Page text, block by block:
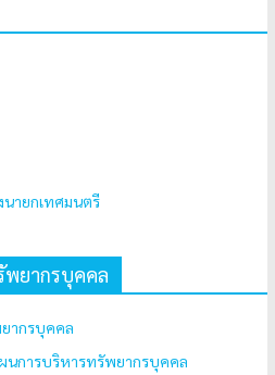
ายกเทศมนตรี
ยากรบุคคล
ากรบุคคล
นการบริหารทรัพยากรบุคคล